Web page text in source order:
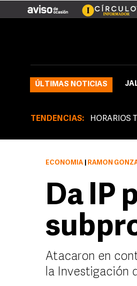
ÚLTIMAS NOTICIAS
TENDENCIAS: HORARIOS
ECONOMÍA RAMÓN GONZÁLEZ
Da IP
Atacaron en
la Investigación